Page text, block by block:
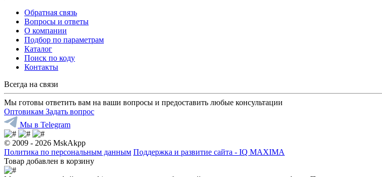
Обратная связь
Вопросы и ответы
О компании
Подбор по параметрам
Каталог
Поиск по коду
Контакты
Всегда на связи
Мы готовы ответить вам на ваши вопросы и предоставить любые консультации
Оптовикам Задать вопрос
Мы в Telegram
© 2009 - 2026 MskAkpp
Политика по персональным данным Поддержка и развитие сайта - IQ MAXIMA
Товар добавлен в корзину